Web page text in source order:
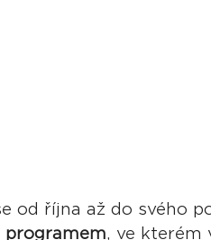
od října až do svého
programem, ve kterém